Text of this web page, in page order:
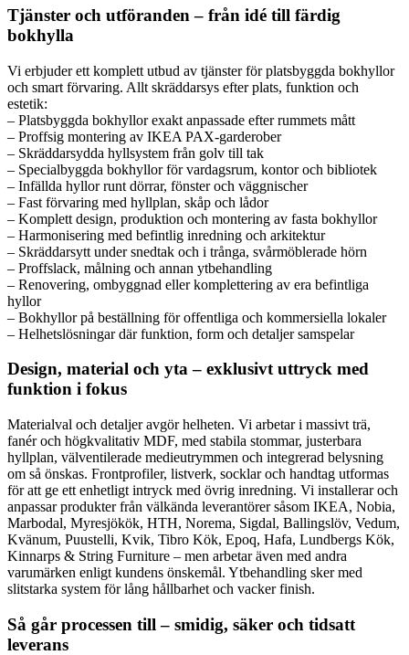
Tjänster och utföranden – från idé till färdig
bokhylla
Vi erbjuder ett komplett utbud av tjänster för platsbyggda bokhyllor
och smart förvaring. Allt skräddarsys efter plats, funktion och
estetik:
– Platsbyggda bokhyllor exakt anpassade efter rummets mått
– Proffsig montering av IKEA PAX-garderober
– Skräddarsydda hyllsystem från golv till tak
– Specialbyggda bokhyllor för vardagsrum, kontor och bibliotek
– Infällda hyllor runt dörrar, fönster och väggnischer
– Fast förvaring med hyllplan, skåp och lådor
– Komplett design, produktion och montering av fasta bokhyllor
– Harmonisering med befintlig inredning och arkitektur
– Skräddarsytt under snedtak och i trånga, svårmöblerade hörn
– Proffslack, målning och annan ytbehandling
– Renovering, ombyggnad eller komplettering av era befintliga
hyllor
– Bokhyllor på beställning för offentliga och kommersiella lokaler
– Helhetslösningar där funktion, form och detaljer samspelar
Design, material och yta – exklusivt uttryck med
funktion i fokus
Materialval och detaljer avgör helheten. Vi arbetar i massivt trä,
fanér och högkvalitativ MDF, med stabila stommar, justerbara
hyllplan, välventilerade medieutrymmen och integrerad belysning
om så önskas. Frontprofiler, listverk, socklar och handtag utformas
för att ge ett enhetligt intryck med övrig inredning. Vi installerar och
anpassar produkter från välkända leverantörer såsom IKEA, Nobia,
Marbodal, Myresjökök, HTH, Norema, Sigdal, Ballingslöv, Vedum,
Kvänum, Puustelli, Kvik, Tibro Kök, Epoq, Hafa, Lundbergs Kök,
Kinnarps & String Furniture – men arbetar även med andra
varumärken enligt kundens önskemål. Ytbehandling sker med
slitstarka system för lång hållbarhet och vacker finish.
Så går processen till – smidig, säker och tidsatt
leverans